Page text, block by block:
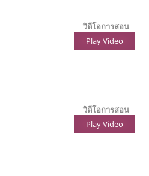
วิดีโอการสอน
Play Video
วิดีโอการสอน
Play Video